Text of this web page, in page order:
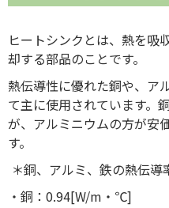
ヒートシンクとは、熱を吸
却する部品のことです。
熱伝導性に優れた銅や、ア
て主に使用されています。
が、アルミニウムの方が安
す。
＊銅、アルミ、鉄の熱伝導
・銅：0.94[W/m・℃]